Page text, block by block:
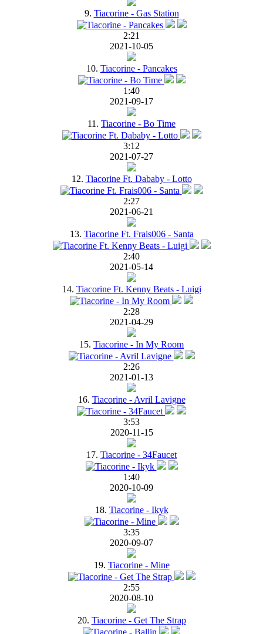
9. Tiacorine - Gas Station
2:21
2021-10-05
10. Tiacorine - Pancakes
1:40
2021-09-17
11. Tiacorine - Bo Time
3:12
2021-07-27
12. Tiacorine Ft. Dababy - Lotto
2:27
2021-06-21
13. Tiacorine Ft. Frais006 - Santa
2:40
2021-05-14
14. Tiacorine Ft. Kenny Beats - Luigi
2:28
2021-04-29
15. Tiacorine - In My Room
2:26
2021-01-13
16. Tiacorine - Avril Lavigne
3:53
2020-11-15
17. Tiacorine - 34Faucet
1:40
2020-10-09
18. Tiacorine - Ikyk
3:35
2020-09-07
19. Tiacorine - Mine
2:55
2020-08-10
20. Tiacorine - Get The Strap